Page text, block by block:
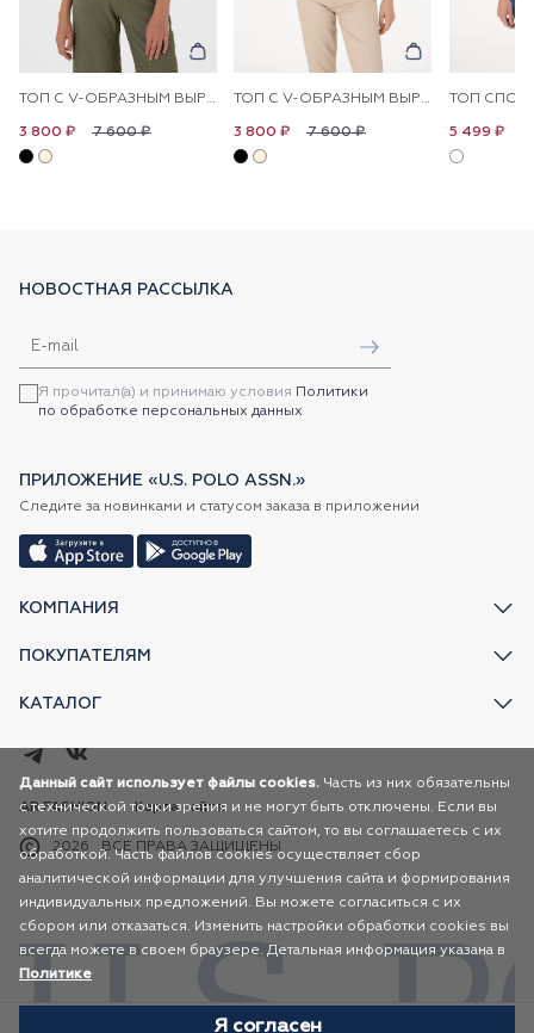
ТОП С V-ОБРАЗНЫМ ВЫРЕЗОМ
7 600 ₽
3 800 ₽
ТОП С V-ОБРАЗНЫМ ВЫРЕЗОМ
7 600 ₽
3 800 ₽
ТОП
5 499 ₽
КОМПАНИЯ
ПОКУПАТЕЛЯМ
КАТАЛОГ
НОВОСТНАЯ РАССЫЛКА
Я прочитал(а) и принимаю условия Политики
по обработке персональных данных
ПРИЛОЖЕНИЕ «U.S. POLO ASSN.»
Следите за новинками и статусом заказа в приложении
2026 ВСЕ ПРАВА ЗАЩИЩЕНЫ
AR FASHION Карта сайта
Данный сайт использует файлы cookies. Часть из них обязательны
с технической точки зрения и не могут быть отключены. Если вы
хотите продолжить пользоваться сайтом, то вы соглашаетесь с их
обработкой. Часть файлов cookies осуществляет сбор
аналитической информации для улучшения сайта и формирования
индивидуальных предложений. Вы можете согласиться с их
сбором или отказаться. Изменить настройки обработки cookies вы
всегда можете в своем браузере. Детальная информация указана в
Политике
Я согласен